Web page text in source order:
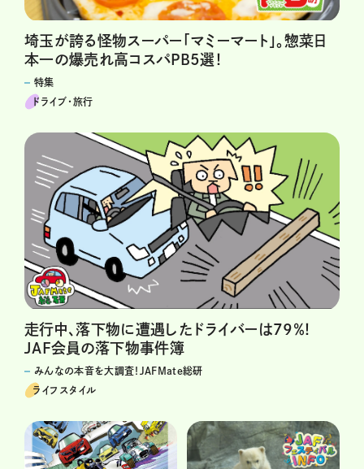
埼玉が誇る怪物スーパー「マミーマート」。惣菜日
本一の爆売れ高コスパPB5選！
特集
ドライブ･旅行
走行中、落下物に遭遇したドライバーは79％！
JAF会員の落下物事件簿
みんなの本音を大調査！JAFMate総研
ライフスタイル